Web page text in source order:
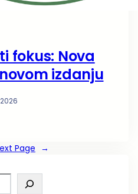
fokus: Nova
izdanju
Page →